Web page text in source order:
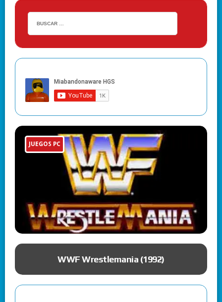
JUEGOS PC
WWF Wrestlemania (1992)